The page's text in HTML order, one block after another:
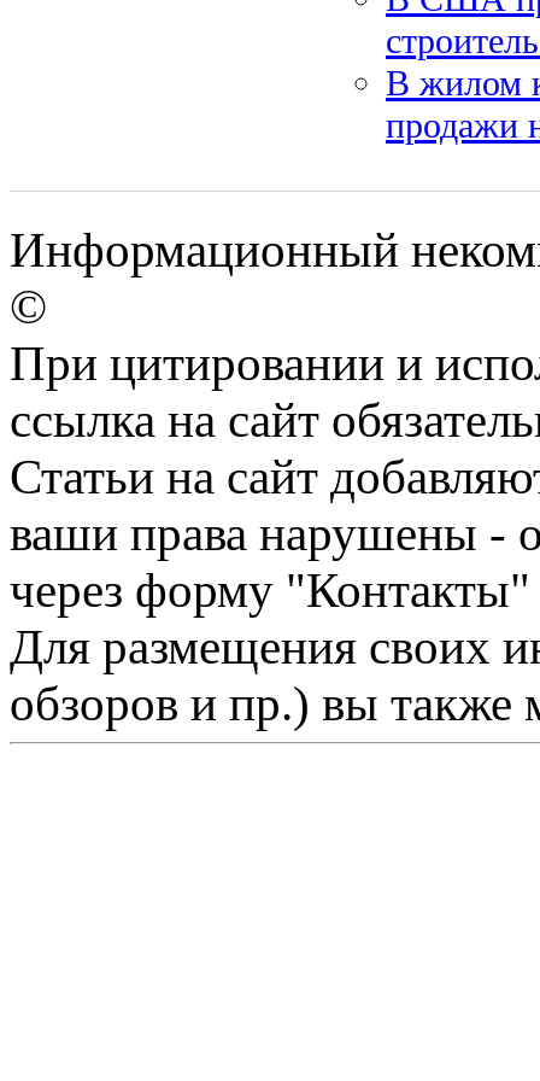
В жилом
продажи
Информационный
©
При цитировании и
ссылка на сайт
Статьи на сайт
ваши права нарушены -
через форму "Контакты"
Для размещения своих
обзоров и пр.) вы также